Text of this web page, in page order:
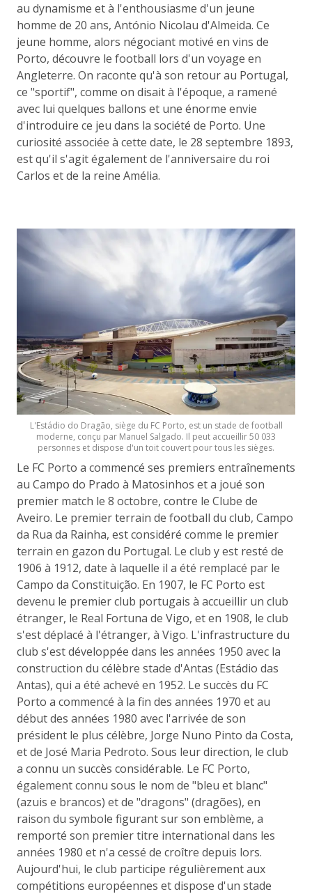
au dynamisme et à l'enthousiasme d'un jeune
homme de 20 ans, António Nicolau d'Almeida. Ce
jeune homme, alors négociant motivé en vins de
Porto, découvre le football lors d'un voyage en
Angleterre. On raconte qu'à son retour au Portugal,
ce "sportif", comme on disait à l'époque, a ramené
avec lui quelques ballons et une énorme envie
d'introduire ce jeu dans la société de Porto. Une
curiosité associée à cette date, le 28 septembre 1893,
est qu'il s'agit également de l'anniversaire du roi
Carlos et de la reine Amélia.
L'Estádio do Dragão, siège du FC Porto, est un stade de football
moderne, conçu par Manuel Salgado. Il peut accueillir 50 033
personnes et dispose d'un toit couvert pour tous les sièges.
Le FC Porto a commencé ses premiers entraînements
au Campo do Prado à Matosinhos et a joué son
premier match le 8 octobre, contre le Clube de
Aveiro. Le premier terrain de football du club, Campo
da Rua da Rainha, est considéré comme le premier
terrain en gazon du Portugal. Le club y est resté de
1906 à 1912, date à laquelle il a été remplacé par le
Campo da Constituição. En 1907, le FC Porto est
devenu le premier club portugais à accueillir un club
étranger, le Real Fortuna de Vigo, et en 1908, le club
s'est déplacé à l'étranger, à Vigo. L'infrastructure du
club s'est développée dans les années 1950 avec la
construction du célèbre stade d'Antas (Estádio das
Antas), qui a été achevé en 1952. Le succès du FC
Porto a commencé à la fin des années 1970 et au
début des années 1980 avec l'arrivée de son
président le plus célèbre, Jorge Nuno Pinto da Costa,
et de José Maria Pedroto. Sous leur direction, le club
a connu un succès considérable. Le FC Porto,
également connu sous le nom de "bleu et blanc"
(azuis e brancos) et de "dragons" (dragões), en
raison du symbole figurant sur son emblème, a
remporté son premier titre international dans les
années 1980 et n'a cessé de croître depuis lors.
Aujourd'hui, le club participe régulièrement aux
compétitions européennes et dispose d'un stade